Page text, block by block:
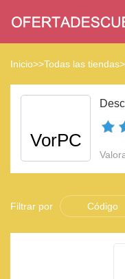
Inicio>>Todas las tiendas
VorPC
Filtrar por Código